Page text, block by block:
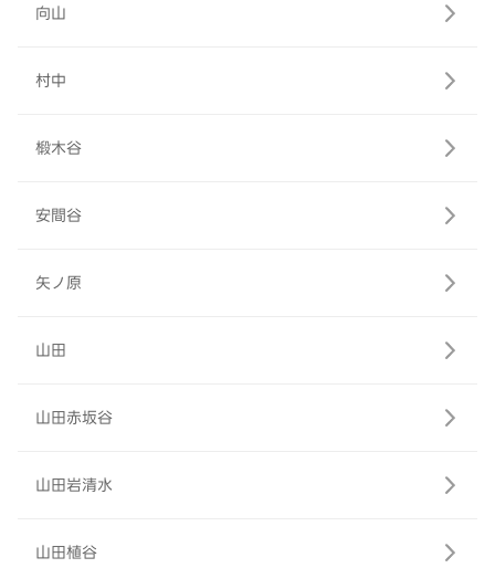
向山
村中
椴木谷
安間谷
矢ノ原
山田
山田赤坂谷
山田岩清水
山田植谷